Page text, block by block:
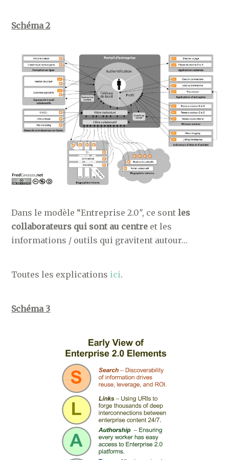
Schéma 2
Dans le modèle “Entreprise 2.0″, ce sontles
collaborateurs qui sont au centre et les
informations / outils qui gravitent autour…
Toutes les explications ici.
Schéma 3